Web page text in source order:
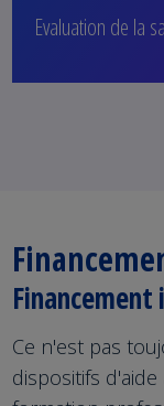
Evaluation de la
Ce n'est pas
dispositifs